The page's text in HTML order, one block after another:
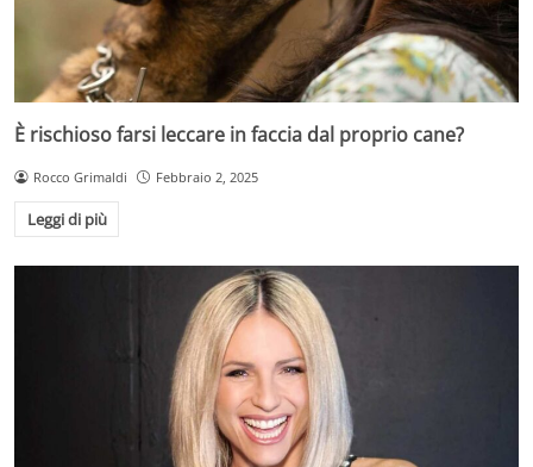
È rischioso farsi leccare in faccia dal proprio cane?
Rocco Grimaldi Febbraio 2, 2025
Leggi di più